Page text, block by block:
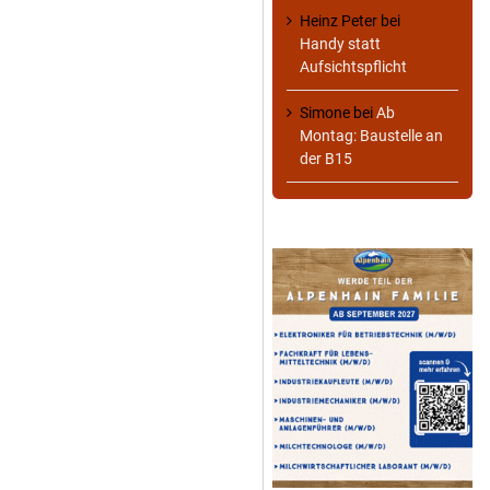
Heinz Peter bei
Handy statt
Aufsichtspflicht
Simone beiAb
Montag: Baustelle an
der B15